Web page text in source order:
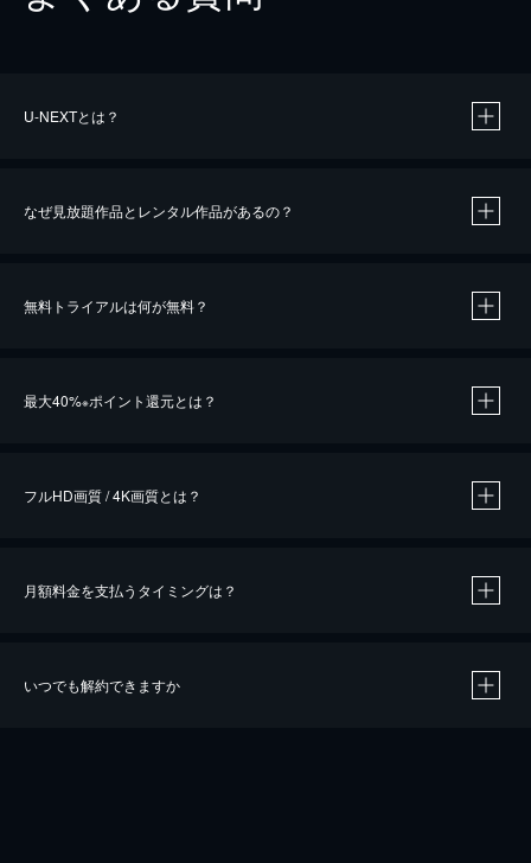
U-NEXTとは？
なぜ見放題作品とレンタル作品があるの？
無料トライアルは何が無料？
最大40%※ポイント還元とは？
※40％ポイント還元の対象は、クレジットカード決済による作品の購入 / レンタルです。
フルHD画質 / 4K画質とは？
月額料金を支払うタイミングは？
いつでも解約できますか